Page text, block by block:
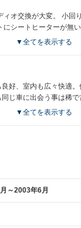
ィオ交換が大変。 小回
シートヒーターが無
マイチ。▼全てを表示する
好、室内も広々快適
じ車に出会う事は稀で
▼全てを表示する
～2003年6月